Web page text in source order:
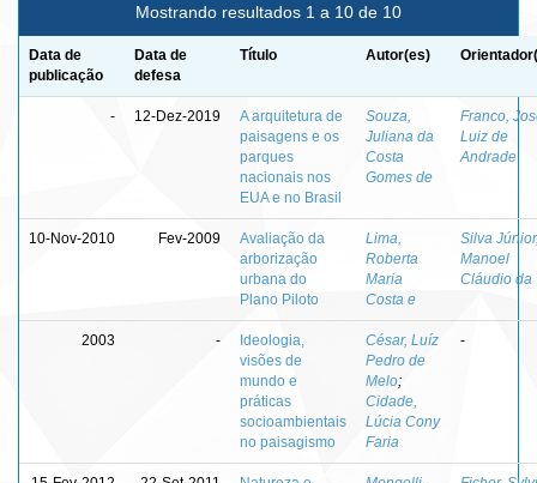
Mostrando resultados 1 a 10 de 10
Data de
publicação
Data de
defesa
Título Autor(es)
- 12-Dez-2019
A arquitetura de
paisagens e os
parques
nacionais nos
EUA e no Brasil
Souza,
Juliana da
Costa
Gomes de
Franco,
Luiz de
Andrade
10-Nov-2010 Fev-2009
Avaliação da
arborização
urbana do
Plano Piloto
Lima,
Roberta
Maria
Costa e
Silva
Manoel
Cláudio da
2003 -
Ideologia,
visões de
mundo e
práticas
socioambientais
no paisagismo
César, Luíz
Pedro de
Melo;
Cidade,
Lúcia Cony
Faria
-